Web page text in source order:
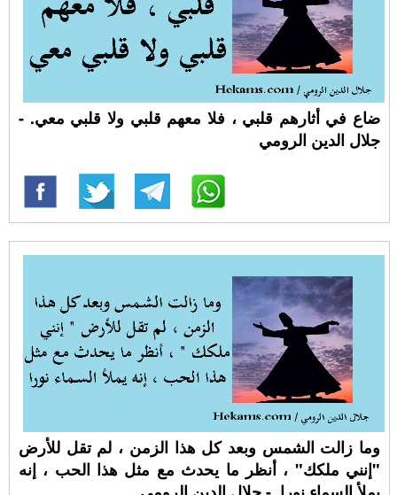
ضاع في أثارهم قلبي ، فلا معهم قلبي ولا قلبي معي. -
جلال الدين الرومي
‏وما زالت الشمس وبعد كل هذا الزمن ، لم تقل للأرض
"إنني ملكك" ، أنظر ما يحدث مع مثل هذا الحب ، إنه